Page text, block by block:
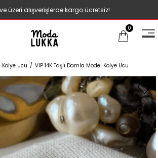
üzeri alışverişlerde kargo ücretsiz!
0
Kolye Ucu VIP 14K Taşlı Damla Model Kolye Ucu